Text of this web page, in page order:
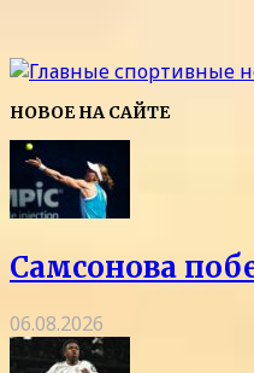
НОВОЕ НА САЙТЕ
Самсонова
06.08.2026